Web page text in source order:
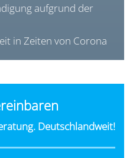
aufgrund der
in Zeiten von Corona
Deutschlandweit!